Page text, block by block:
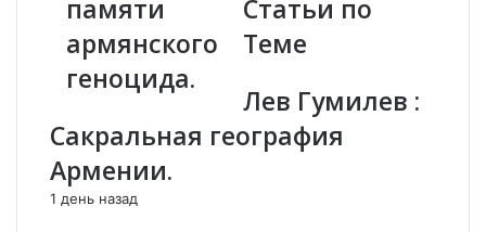
e
:
Е
п
т
я
памяти
армянского
геноцида.
ш
в
т
Статьи по
Теме
Лев Гумилев :
Сакральная география
Армении.
1 день назад